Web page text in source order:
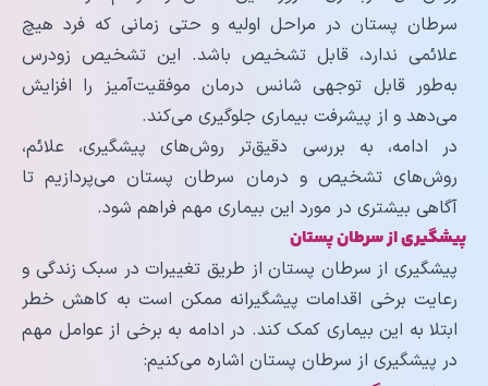
سرطان پستان در مراحل اولیه و حتی زمانی که فرد هیچ
علائمی ندارد، قابل تشخیص باشد. این تشخیص زودرس
به‌طور قابل توجهی شانس درمان موفقیت‌آمیز را افزایش
می‌دهد و از پیشرفت بیماری جلوگیری می‌کند.
در ادامه، به بررسی دقیق‌تر روش‌های پیشگیری، علائم،
روش‌های تشخیص و درمان سرطان پستان می‌پردازیم تا
آگاهی بیشتری در مورد این بیماری مهم فراهم شود.
پیشگیری از سرطان پستان
پیشگیری از سرطان پستان از طریق تغییرات در سبک زندگی و
رعایت برخی اقدامات پیشگیرانه ممکن است به کاهش خطر
ابتلا به این بیماری کمک کند. در ادامه به برخی از عوامل مهم
در پیشگیری از سرطان پستان اشاره می‌کنیم: